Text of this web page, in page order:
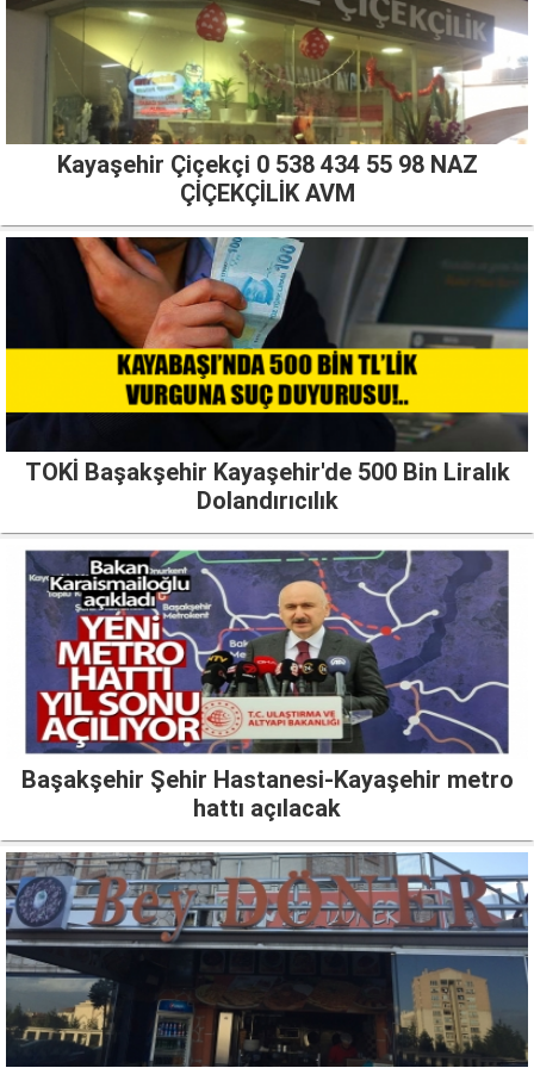
Kayaşehir Çiçekçi 0 538 434 55 98 NAZ
ÇİÇEKÇİLİK AVM
TOKİ Başakşehir Kayaşehir'de 500 Bin Liralık
Dolandırıcılık
Başakşehir Şehir Hastanesi-Kayaşehir metro
hattı açılacak